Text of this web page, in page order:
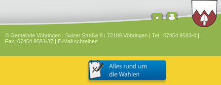
© Gemeinde Vöhringen | Sulzer Straße 8 | 72189 Vöhringen | Tel.: 07454 9583-0 |
Fax: 07454 9583-37 |
E-Mail schreiben